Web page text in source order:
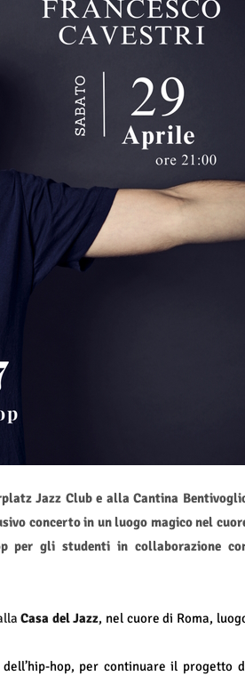
Jazz Club e alla Cantina
concerto in un luogo magico nel
per gli studenti in collaborazione
Casa del Jazz, nel cuore di Roma,
hop, per continuare il progetto